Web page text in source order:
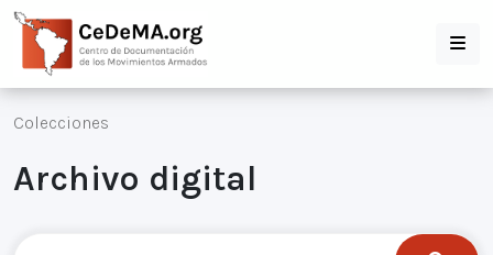
Colecciones
Archivo digital